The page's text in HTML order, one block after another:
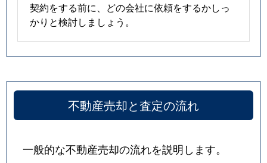
契約をする前に、どの会社に依頼をするかしっ
かりと検討しましょう。
不動産売却と査定の流れ
一般的な不動産売却の流れを説明します。